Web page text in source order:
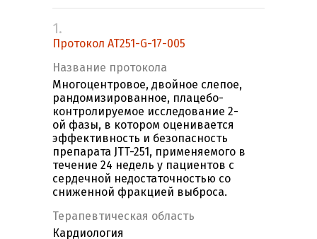
1.
Протокол AT251-G-17-005
Название протокола
Многоцентровое, двойное слепое,
рандомизированное, плацебо-
контролируемое исследование 2-
ой фазы, в котором оценивается
эффективность и безопасность
препарата JTT-251, применяемого в
течение 24 недель у пациентов с
сердечной недостаточностью со
сниженной фракцией выброса.
Терапевтическая область
Кардиология